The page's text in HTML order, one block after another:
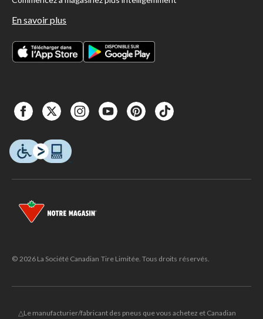
En savoir plus
© 2026 La Société Canadian Tire Limitée. Tous droits réservés.
△Le manufacturier/fabricant des pneus que vous achetez et Canadian